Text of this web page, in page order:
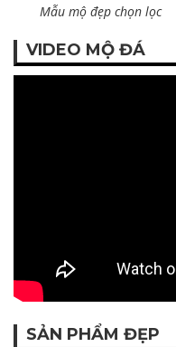
Mẫu mộ đẹp chọn lọc
VIDEO MỘ ĐÁ
SẢN PHẨM ĐẸP